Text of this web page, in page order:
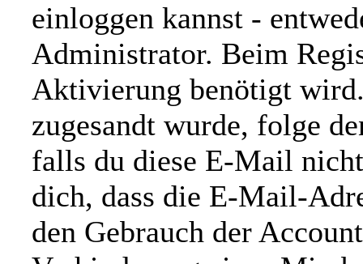
einloggen kannst -
Administrator. Beim
Aktivierung benötigt
zugesandt wurde, folge
falls du diese E-Mail
dich, dass die E-Mail-
den Gebrauch der